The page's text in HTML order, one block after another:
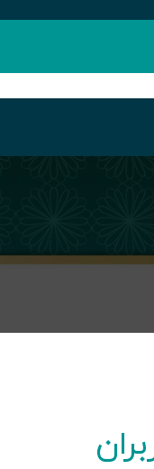
تبلیغ مجازی حوزه های علمیه